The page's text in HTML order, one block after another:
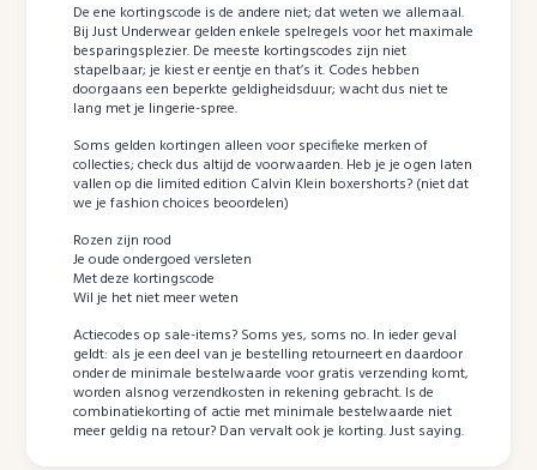
De ene kortingscode is de andere niet; dat weten we allemaal.
Bij Just Underwear gelden enkele spelregels voor het maximale
besparingsplezier. De meeste kortingscodes zijn niet
stapelbaar; je kiest er eentje en that’s it. Codes hebben
doorgaans een beperkte geldigheidsduur; wacht dus niet te
lang met je lingerie-spree.
Soms gelden kortingen alleen voor specifieke merken of
collecties; check dus altijd de voorwaarden. Heb je je ogen laten
vallen op die limited edition Calvin Klein boxershorts? (niet dat
we je fashion choices beoordelen)
Rozen zijn rood
Je oude ondergoed versleten
Met deze kortingscode
Wil je het niet meer weten
Actiecodes op sale-items? Soms yes, soms no. In ieder geval
geldt: als je een deel van je bestelling retourneert en daardoor
onder de minimale bestelwaarde voor gratis verzending komt,
worden alsnog verzendkosten in rekening gebracht. Is de
combinatiekorting of actie met minimale bestelwaarde niet
meer geldig na retour? Dan vervalt ook je korting. Just saying.